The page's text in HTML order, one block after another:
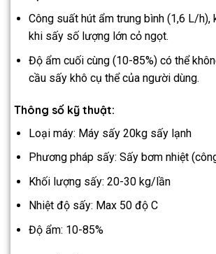
Công suất hút ẩm trung bình (1,6 L/h),
khi sấy số lượng lớn cỏ ngọt.
Độ ẩm cuối cùng (10-85%) có thể
cầu sấy khô cụ thể của người dùng.
Thông số kỹ thuật:
Loại máy: Máy sấy 20kg sấy lạnh
Phương pháp sấy: Sấy bơm nhiệt
Khối lượng sấy: 20-30 kg/lần
Nhiệt độ sấy: Max 50 độ C
Độ ẩm: 10-85%